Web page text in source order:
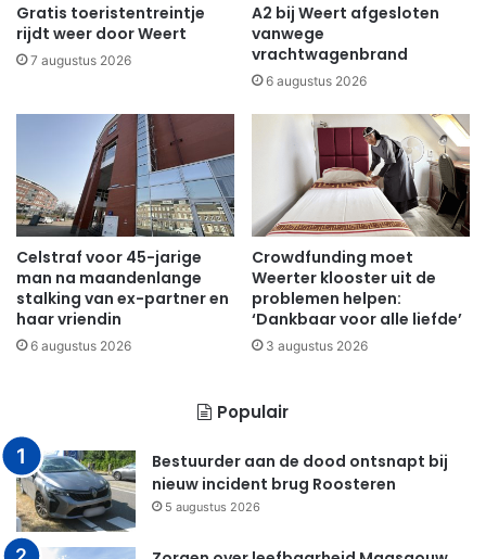
Gratis toeristentreintje
rijdt weer door Weert
7 augustus 2026
A2 bij Weert afgesloten
vanwege
vrachtwagenbrand
6 augustus 2026
Celstraf voor 45-jarige
man na maandenlange
stalking van ex-partner en
haar vriendin
6 augustus 2026
Crowdfunding moet
Weerter klooster uit de
problemen helpen:
‘Dankbaar voor alle liefde’
3 augustus 2026
Populair
Bestuurder aan de dood ontsnapt bij
nieuw incident brug Roosteren
5 augustus 2026